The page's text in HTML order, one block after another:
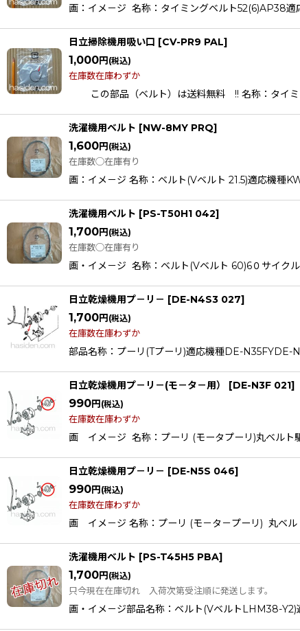
画：イメ－ジ 名称：タイミングベルト
日立掃除機用吸い口 [CV-PR9 PAL]
1,000円 (税込)
在庫数在庫わずか
この部品（ベルト）は送料無料 !! 名称：タイ
洗濯機用ベルト [NW-8MY PRQ]
1,600円 (税込)
在庫数◯在庫有り
画：イメ－ジ 名称：ベルト(Vベルト 21.5)適応
洗濯機用ベルト [PS-T50H1 042]
1,700円 (税込)
在庫数◯在庫有り
画・イメ－ジ 名称：ベルト(Vベルト 60)6０サイク
日立乾燥機用プ－リ－ [DE-N4S3 027]
1,700円 (税込)
在庫数在庫わずか
部品名称：プーリ(Tプーリ)適応機種DE-
日立乾燥機用プ－リ－(モ－タ－用） [DE-N3F 021]
990円 (税込)
在庫数在庫わずか
画 イメ－ジ 名称：プーリ (モータプーリ)丸ベル
日立乾燥機用プ－リ－ [DE-N5S 046]
990円 (税込)
在庫数在庫わずか
画 イメ－ジ 名称：プーリ (モ－タ－プーリ) 丸ベ
洗濯機用ベルト [PS-T45H5 PBA]
1,700円 (税込)
只今現在在庫切れ 入荷次第受注順に発送します。
画・イメ－ジ部品名称：ベルト(VベルトLHM38-